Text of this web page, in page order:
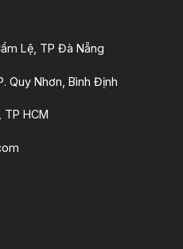
Lệ, TP Đà Nẵng
Quy Nhơn, Bình Định
TP HCM